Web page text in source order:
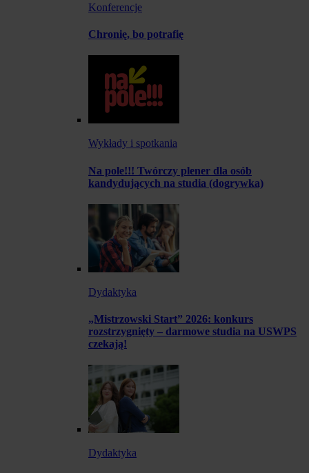
Konferencje
Chronię, bo potrafię
Wykłady i spotkania
Na pole!!! Twórczy plener dla osób
kandydujących na studia (dogrywka)
Dydaktyka
„Mistrzowski Start” 2026: konkurs
rozstrzygnięty – darmowe studia na USWPS
czekają!
Dydaktyka